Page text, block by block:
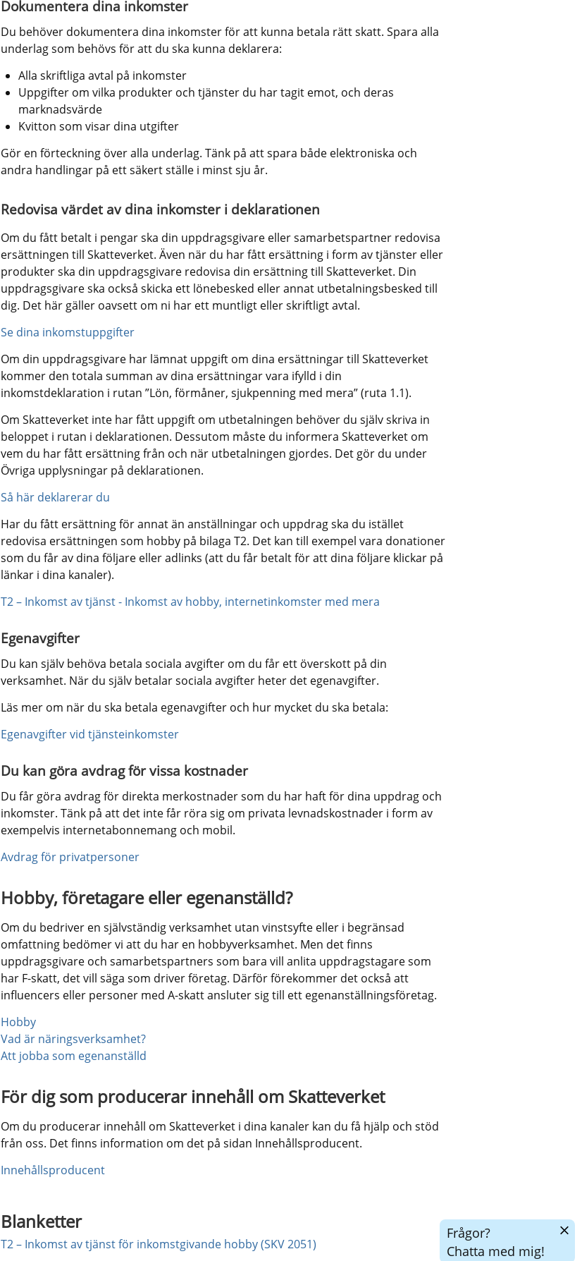
Dokumentera dina inkomster
Du behöver dokumentera dina inkomster för att kunna betala rätt skatt. Spara alla
underlag som behövs för att du ska kunna deklarera:
Alla skriftliga avtal på inkomster
Uppgifter om vilka produkter och tjänster du har tagit emot, och deras
marknadsvärde
Kvitton som visar dina utgifter
Gör en förteckning över alla underlag. Tänk på att spara både elektroniska och
andra handlingar på ett säkert ställe i minst sju år.
Redovisa värdet av dina inkomster i deklarationen
Om du fått betalt i pengar ska din uppdragsgivare eller samarbetspartner redovisa
ersättningen till Skatteverket. Även när du har fått ersättning i form av tjänster eller
produkter ska din uppdragsgivare redovisa din ersättning till Skatteverket. Din
uppdragsgivare ska också skicka ett lönebesked eller annat utbetalningsbesked till
dig. Det här gäller oavsett om ni har ett muntligt eller skriftligt avtal.
Se dina inkomstuppgifter
Om din uppdragsgivare har lämnat uppgift om dina ersättningar till Skatteverket
kommer den totala summan av dina ersättningar vara ifylld i din
inkomstdeklaration i rutan ”Lön, förmåner, sjukpenning med mera” (ruta 1.1).
Om Skatteverket inte har fått uppgift om utbetalningen behöver du själv skriva in
beloppet i rutan i deklarationen. Dessutom måste du informera Skatteverket om
vem du har fått ersättning från och när utbetalningen gjordes. Det gör du under
Övriga upplysningar på deklarationen.
Så här deklarerar du
Har du fått ersättning för annat än anställningar och uppdrag ska du istället
redovisa ersättningen som hobby på bilaga T2. Det kan till exempel vara donationer
som du får av dina följare eller adlinks (att du får betalt för att dina följare klickar på
länkar i dina kanaler).
T2 ­– Inkomst av tjänst - Inkomst av hobby, internetinkomster med mera
Egenavgifter
Du kan själv behöva betala sociala avgifter om du får ett överskott på din
verksamhet. När du själv betalar sociala avgifter heter det egenavgifter.
Läs mer om när du ska betala egenavgifter och hur mycket du ska betala:
Egenavgifter vid tjänsteinkomster
Du kan göra avdrag för vissa kostnader
Du får göra avdrag för direkta merkostnader som du har haft för dina uppdrag och
inkomster. Tänk på att det inte får röra sig om privata levnadskostnader i form av
exempelvis internetabonnemang och mobil.
Avdrag för privatpersoner
Hobby, företagare eller egenanställd?
Om du bedriver en självständig verksamhet utan vinstsyfte eller i begränsad
omfattning bedömer vi att du har en hobbyverksamhet. Men det finns
uppdragsgivare och samarbetspartners som bara vill anlita uppdragstagare som
har F-skatt, det vill säga som driver företag. Därför förekommer det också att
influencers eller personer med A-skatt ansluter sig till ett egenanställningsföretag.
Hobby
Vad är näringsverksamhet?
Att jobba som egenanställd
För dig som producerar innehåll om Skatteverket
Om du producerar innehåll om Skatteverket i dina kanaler kan du få hjälp och stöd
från oss. Det finns information om det på sidan Innehållsproducent.
Innehållsproducent
Blanketter
T2 – Inkomst av tjänst för inkomstgivande hobby (SKV 2051)
Frågor?
Chatta med mig!
Dölj